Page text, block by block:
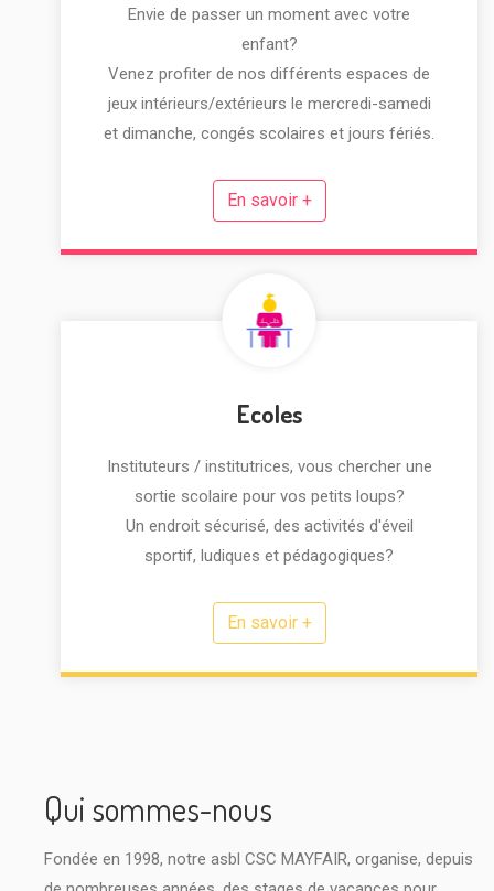
Envie de passer un moment avec votre
enfant?
Venez profiter de nos différents espaces de
jeux intérieurs/extérieurs le mercredi-samedi
et dimanche, congés scolaires et jours fériés.
En savoir +
Ecoles
Instituteurs / institutrices, vous chercher une
sortie scolaire pour vos petits loups?
Un endroit sécurisé, des activités d'éveil
sportif, ludiques et pédagogiques?
En savoir +
Qui sommes-nous
Fondée en 1998, notre asbl CSC MAYFAIR, organise, depuis